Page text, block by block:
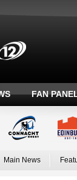
FAN
Main News